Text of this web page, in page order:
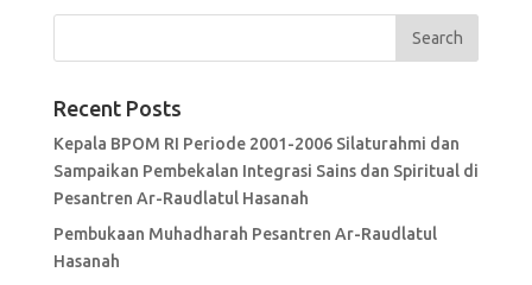
Recent Posts
Kepala BPOM RI Periode 2001-2006 Silaturahmi dan
Sampaikan Pembekalan Integrasi Sains dan Spiritual di
Pesantren Ar-Raudlatul Hasanah
Pembukaan Muhadharah Pesantren Ar-Raudlatul
Hasanah